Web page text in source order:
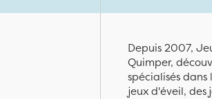
Depuis 2007,
Quimper,
spécialisés
jeux d'éveil, des